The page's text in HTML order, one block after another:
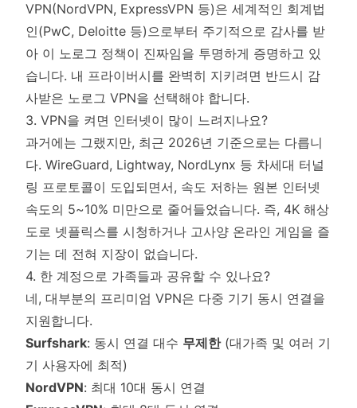
VPN(NordVPN, ExpressVPN 등)은 세계적인 회계법
인(PwC, Deloitte 등)으로부터 주기적으로 감사를 받
아 이 노로그 정책이 진짜임을 투명하게 증명하고 있
습니다. 내 프라이버시를 완벽히 지키려면 반드시 감
사받은 노로그 VPN을 선택해야 합니다.
3. VPN을 켜면 인터넷이 많이 느려지나요?
과거에는 그랬지만, 최근 2026년 기준으로는 다릅니
다. WireGuard, Lightway, NordLynx 등 차세대 터널
링 프로토콜이 도입되면서, 속도 저하는 원본 인터넷
속도의 5~10% 미만으로 줄어들었습니다. 즉, 4K 해상
도로 넷플릭스를 시청하거나 고사양 온라인 게임을 즐
기는 데 전혀 지장이 없습니다.
4. 한 계정으로 가족들과 공유할 수 있나요?
네, 대부분의 프리미엄 VPN은 다중 기기 동시 연결을
지원합니다.
Surfshark: 동시 연결 대수 무제한(대가족 및 여러 기
기 사용자에 최적)
NordVPN: 최대 10대 동시 연결